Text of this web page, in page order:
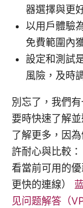
器選擇與更
以用戶體驗
免費範圍內
設定和測試
風險，及時
別忘了，我們
要時快速了解
了解更多，因
許耐心與比較：
看當前可用的
更快的連線）
见问题解答（